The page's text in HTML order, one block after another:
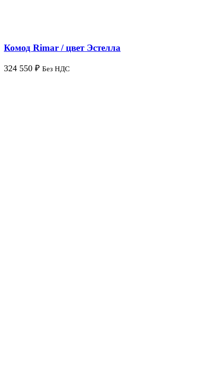
Комод Rimar / цвет Эстелла
324 550 ₽ Без НДС